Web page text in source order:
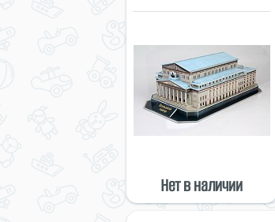
Нет в наличии